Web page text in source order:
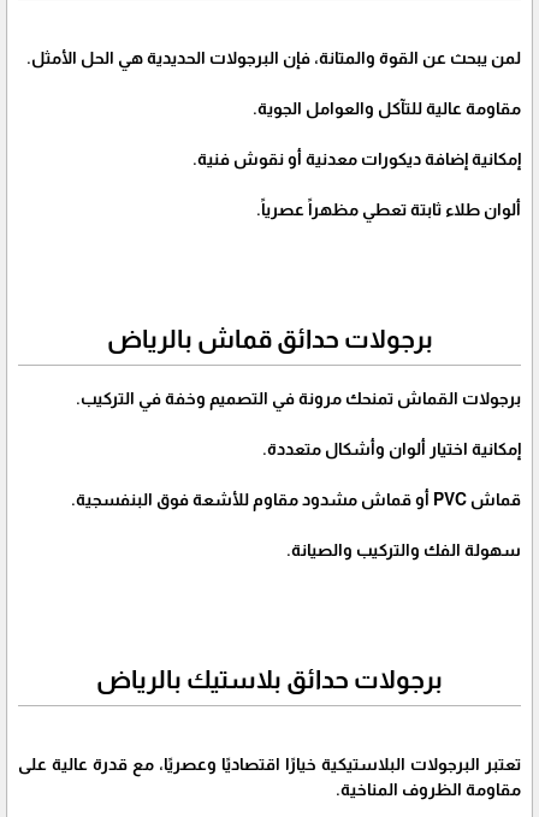
لمن يبحث عن القوة والمتانة، فإن البرجولات الحديدية هي الحل الأمثل.
مقاومة عالية للتآكل والعوامل الجوية.
إمكانية إضافة ديكورات معدنية أو نقوش فنية.
ألوان طلاء ثابتة تعطي مظهراً عصرياً.
برجولات حدائق قماش بالرياض
برجولات القماش تمنحك مرونة في التصميم وخفة في التركيب.
إمكانية اختيار ألوان وأشكال متعددة.
قماش PVC أو قماش مشدود مقاوم للأشعة فوق البنفسجية.
سهولة الفك والتركيب والصيانة.
برجولات حدائق بلاستيك بالرياض
تعتبر البرجولات البلاستيكية خيارًا اقتصاديًا وعصريًا، مع قدرة عالية على
مقاومة الظروف المناخية.